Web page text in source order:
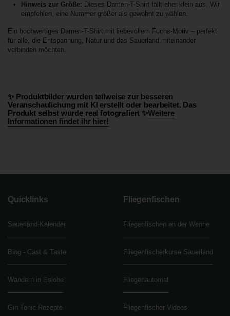
Hinweis zur Größe: Dieses Damen-T-Shirt fällt eher klein aus. Wir
empfehlen, eine Nummer größer als gewohnt zu wählen.
Ein hochwertiges Damen-T-Shirt mit liebevollem Fuchs-Motiv – perfekt
für alle, die Entspannung, Natur und das Sauerland miteinander
verbinden möchten.
✨ Produktbilder wurden teilweise zur besseren
Veranschaulichung mit KI erstellt oder bearbeitet. Das
Produkt selbst wurde real fotografiert ✨Weitere
Informationen findet ihr hier!
Quicklinks
Sauerland-Kalender
Blog - Cast & Taste
Wandern in Eslohe
Gin Tonic Rezepte
Fliegenfischen
Fliegenfischen an der Wenne
Fliegenfischerkurse Sauerland
Fliegenautomat
Fliegenfischer Videos